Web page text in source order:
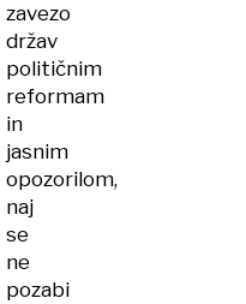
zavezo
držav
političnim
reformam
in
jasnim
opozorilom,
naj
se
ne
pozabi